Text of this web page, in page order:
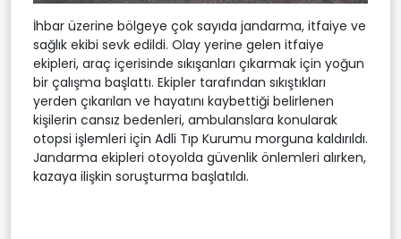
İhbar üzerine bölgeye çok sayıda jandarma, itfaiye ve
sağlık ekibi sevk edildi. Olay yerine gelen itfaiye
ekipleri, araç içerisinde sıkışanları çıkarmak için yoğun
bir çalışma başlattı. Ekipler tarafından sıkıştıkları
yerden çıkarılan ve hayatını kaybettiği belirlenen
kişilerin cansız bedenleri, ambulanslara konularak
otopsi işlemleri için Adli Tıp Kurumu morguna kaldırıldı.
Jandarma ekipleri otoyolda güvenlik önlemleri alırken,
kazaya ilişkin soruşturma başlatıldı.